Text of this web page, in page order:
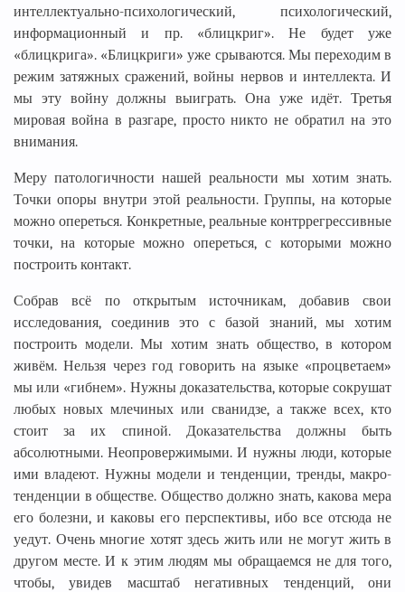
интеллектуально-психологический, психологический,
информационный и пр. «блицкриг». Не будет уже
«блицкрига». «Блицкриги» уже срываются. Мы переходим в
режим затяжных сражений, войны нервов и интеллекта. И
мы эту войну должны выиграть. Она уже идёт. Третья
мировая война в разгаре, просто никто не обратил на это
внимания.
Меру патологичности нашей реальности мы хотим знать.
Точки опоры внутри этой реальности. Группы, на которые
можно опереться. Конкретные, реальные контррегрессивные
точки, на которые можно опереться, с которыми можно
построить контакт.
Собрав всё по открытым источникам, добавив свои
исследования, соединив это с базой знаний, мы хотим
построить модели. Мы хотим знать общество, в котором
живём. Нельзя через год говорить на языке «процветаем»
мы или «гибнем». Нужны доказательства, которые сокрушат
любых новых млечиных или сванидзе, а также всех, кто
стоит за их спиной. Доказательства должны быть
абсолютными. Неопровержимыми. И нужны люди, которые
ими владеют. Нужны модели и тенденции, тренды, макро-
тенденции в обществе. Общество должно знать, какова мера
его болезни, и каковы его перспективы, ибо все отсюда не
уедут. Очень многие хотят здесь жить или не могут жить в
другом месте. И к этим людям мы обращаемся не для того,
чтобы, увидев масштаб негативных тенденций, они